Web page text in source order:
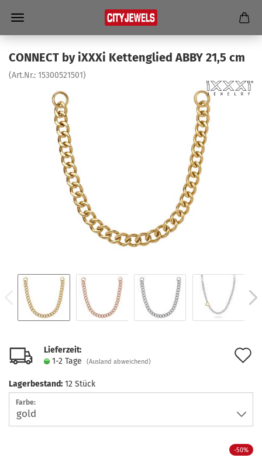
CON­NECT by iXXXi Ket­ten­glied ABBY 21,5 cm
(Art.Nr.: 15300521501)
Lieferzeit:
1-2 Tage
(Ausland abweichend)
Lagerbestand: 12 Stück
Farbe:
-50%